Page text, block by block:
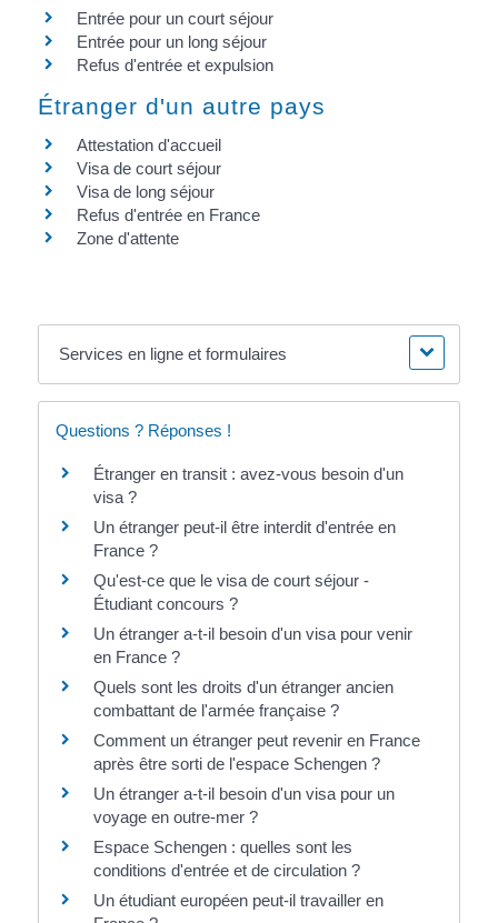
Entrée pour un court séjour
Entrée pour un long séjour
Refus d'entrée et expulsion
Étranger d'un autre pays
Attestation d'accueil
Visa de court séjour
Visa de long séjour
Refus d'entrée en France
Zone d'attente
Services en ligne et formulaires
Questions ? Réponses !
Étranger en transit : avez-vous besoin d'un
visa ?
Un étranger peut-il être interdit d'entrée en
France ?
Qu'est-ce que le visa de court séjour -
Étudiant concours ?
Un étranger a-t-il besoin d'un visa pour venir
en France ?
Quels sont les droits d'un étranger ancien
combattant de l'armée française ?
Comment un étranger peut revenir en France
après être sorti de l'espace Schengen ?
Un étranger a-t-il besoin d'un visa pour un
voyage en outre-mer ?
Espace Schengen : quelles sont les
conditions d'entrée et de circulation ?
Un étudiant européen peut-il travailler en